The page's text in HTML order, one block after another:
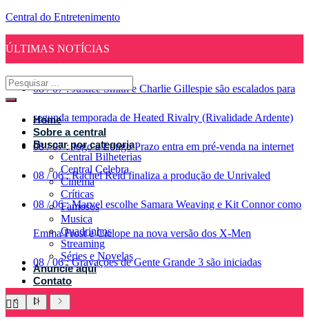
Central do Entretenimento
ÚLTIMAS NOTÍCIAS
08 / 07 : Justice Smith e Charlie Gillespie são escalados para
segunda temporada de Heated Rivalry (Rivalidade Ardente)
08 / 07 : Jogo a Longo Prazo entra em pré-venda na internet
08 / 06 : Rachel Reid finaliza a produção de Unrivaled
08 / 06 : Marvel escolhe Samara Weaving e Kit Connor como
Emma Frost e Ciclope na nova versão dos X-Men
08 / 06 : Gravações de Gente Grande 3 são iniciadas
Home
Sobre a central
Buscar por categoria
Central Bilheterias
Central Celebra
Cinema
Críticas
Famosos
Musica
Quadrinhos
Streaming
Séries e Novelas
Anuncie aqui
Contato